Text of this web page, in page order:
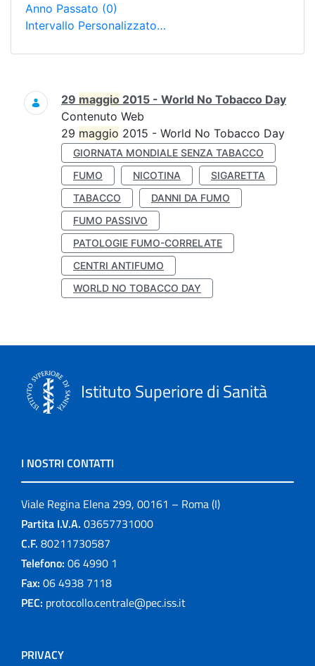
Anno Passato (0)
Intervallo Personalizzato…
Ricerca
29 maggio 2015 - World No Tobacco Day
Contenuto Web
29 maggio 2015 - World No Tobacco Day
GIORNATA MONDIALE SENZA TABACCO
FUMO
NICOTINA
SIGARETTA
TABACCO
DANNI DA FUMO
FUMO PASSIVO
PATOLOGIE FUMO-CORRELATE
CENTRI ANTIFUMO
WORLD NO TOBACCO DAY
Istituto Superiore di Sanità
I NOSTRI CONTATTI
Viale Regina Elena 299, 00161 – Roma (I)
Partita I.V.A. 03657731000
C.F. 80211730587
Telefono: 06 4990 1
Fax: 06 4938 7118
PEC: protocollo.centrale@pec.iss.it
PRIVACY